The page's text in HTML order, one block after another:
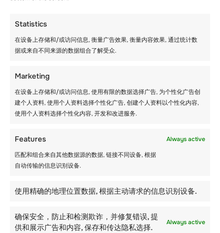
Statistics
在设备上存储和/或访问信息, 衡量广告效果, 衡量内容效果, 通过统计数
据或来自不同来源的数据组合了解受众.
Marketing
在设备上存储和/或访问信息, 使用有限的数据选择广告, 为个性化广告创
建个人资料, 使用个人资料选择个性化广告, 创建个人资料以个性化内容,
使用个人资料选择个性化内容, 开发和改进服务.
Features
Always active
匹配和组合来自其他数据源的数据, 链接不同设备, 根据
自动传输的信息识别设备.
使用精确的地理位置数据, 根据主动请求的信息识别设备.
确保安全，防止和检测欺诈，并修复错误, 提
供和展示广告和内容, 保存和传达隐私选择.
Always active
探索瑞士冬令营的魅
融合